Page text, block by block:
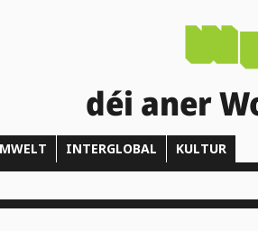
déi aner
INTERGLOBAL KULTUR